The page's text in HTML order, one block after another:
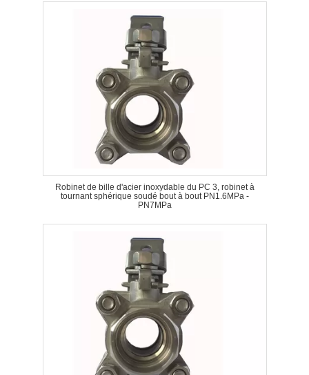
Robinet de bille d'acier inoxydable du PC 3, robinet à
tournant sphérique soudé bout à bout PN1.6MPa -
PN7MPa